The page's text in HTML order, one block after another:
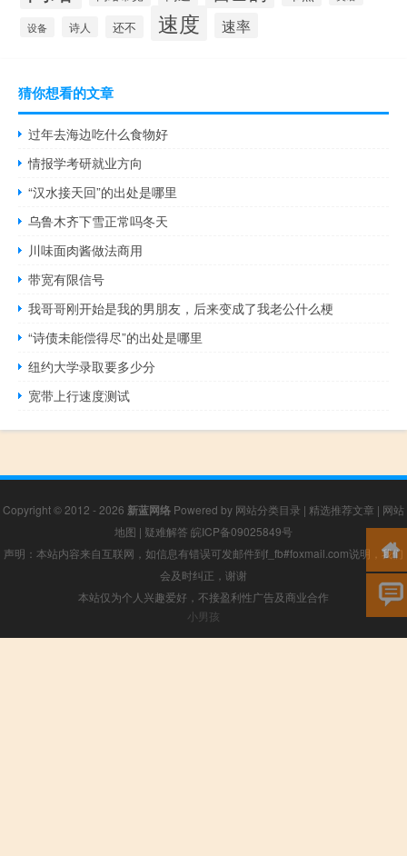
设备 诗人 还不 速度 速率
猜你想看的文章
过年去海边吃什么食物好
情报学考研就业方向
“汉水接天回”的出处是哪里
乌鲁木齐下雪正常吗冬天
川味面肉酱做法商用
带宽有限信号
我哥哥刚开始是我的男朋友，后来变成了我老公什么梗
“诗债未能偿得尽”的出处是哪里
纽约大学录取要多少分
宽带上行速度测试
Copyright © 2012 - 2026 新蓝网络 Powered by 网站分类目录 | 精选推荐文章 | 网站
地图 | 疑难解答 皖ICP备09025849号
声明：本站内容来自互联网，如信息有错误可发邮件到f_fb#foxmail.com说明，我们
会及时纠正，谢谢
本站仅为个人兴趣爱好，不接盈利性广告及商业合作
小男孩